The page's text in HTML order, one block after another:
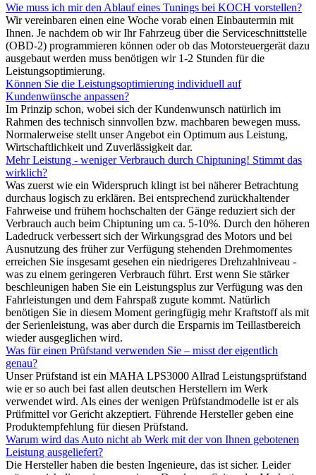
Wie muss ich mir den Ablauf eines Tunings bei KOCH vorstellen?
Wir vereinbaren einen eine Woche vorab einen Einbautermin mit
Ihnen. Je nachdem ob wir Ihr Fahrzeug über die Serviceschnittstelle
(OBD-2) programmieren können oder ob das Motorsteuergerät dazu
ausgebaut werden muss benötigen wir 1-2 Stunden für die
Leistungsoptimierung.
Können Sie die Leistungsoptimierung individuell auf
Kundenwünsche anpassen?
Im Prinzip schon, wobei sich der Kundenwunsch natürlich im
Rahmen des technisch sinnvollen bzw. machbaren bewegen muss.
Normalerweise stellt unser Angebot ein Optimum aus Leistung,
Wirtschaftlichkeit und Zuverlässigkeit dar.
Mehr Leistung - weniger Verbrauch durch Chiptuning! Stimmt das
wirklich?
Was zuerst wie ein Widerspruch klingt ist bei näherer Betrachtung
durchaus logisch zu erklären. Bei entsprechend zurückhaltender
Fahrweise und frühem hochschalten der Gänge reduziert sich der
Verbrauch auch beim Chiptuning um ca. 5-10%. Durch den höheren
Ladedruck verbessert sich der Wirkungsgrad des Motors und bei
Ausnutzung des früher zur Verfügung stehenden Drehmomentes
erreichen Sie insgesamt gesehen ein niedrigeres Drehzahlniveau -
was zu einem geringeren Verbrauch führt. Erst wenn Sie stärker
beschleunigen haben Sie ein Leistungsplus zur Verfügung was den
Fahrleistungen und dem Fahrspaß zugute kommt. Natürlich
benötigen Sie in diesem Moment geringfügig mehr Kraftstoff als mit
der Serienleistung, was aber durch die Ersparnis im Teillastbereich
wieder ausgeglichen wird.
Was für einen Prüfstand verwenden Sie – misst der eigentlich
genau?
Unser Prüfstand ist ein MAHA LPS3000 Allrad Leistungsprüfstand
wie er so auch bei fast allen deutschen Herstellern im Werk
verwendet wird. Als eines der wenigen Prüfstandmodelle ist er als
Prüfmittel vor Gericht akzeptiert. Führende Hersteller geben eine
Produktempfehlung für diesen Prüfstand.
Warum wird das Auto nicht ab Werk mit der von Ihnen gebotenen
Leistung ausgeliefert?
Die Hersteller haben die besten Ingenieure, das ist sicher. Leider